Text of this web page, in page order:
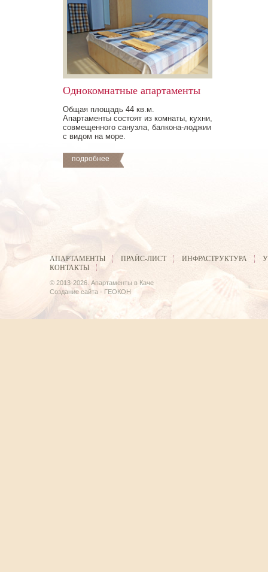
Однокомнатные апартаменты
Общая площадь 44 кв.м.
Апартаменты состоят из комнаты, кухни,
совмещенного санузла, балкона-лоджии
с видом на море.
подробнее
АПАРТАМЕНТЫ ПРАЙС-ЛИСТ ИНФРАСТРУКТУРА
КОНТАКТЫ
© 2013-2026. Апартаменты в Каче
Создание сайта - ГЕОКОН